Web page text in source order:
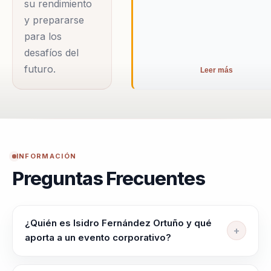
cómo las empresas
pueden fomentar un
entorno de trabajo
que no solo atraiga
talento, sino que
Además, Isidro es un
firme defensor de la
integración de la
liderazgo. En un
mundo donde la
su rendimiento
y prepararse
para los
desafíos del
futuro.
Leer más
INFORMACIÓN
Preguntas Frecuentes
¿Quién es Isidro Fernández Ortuño y qué
aporta a un evento corporativo?